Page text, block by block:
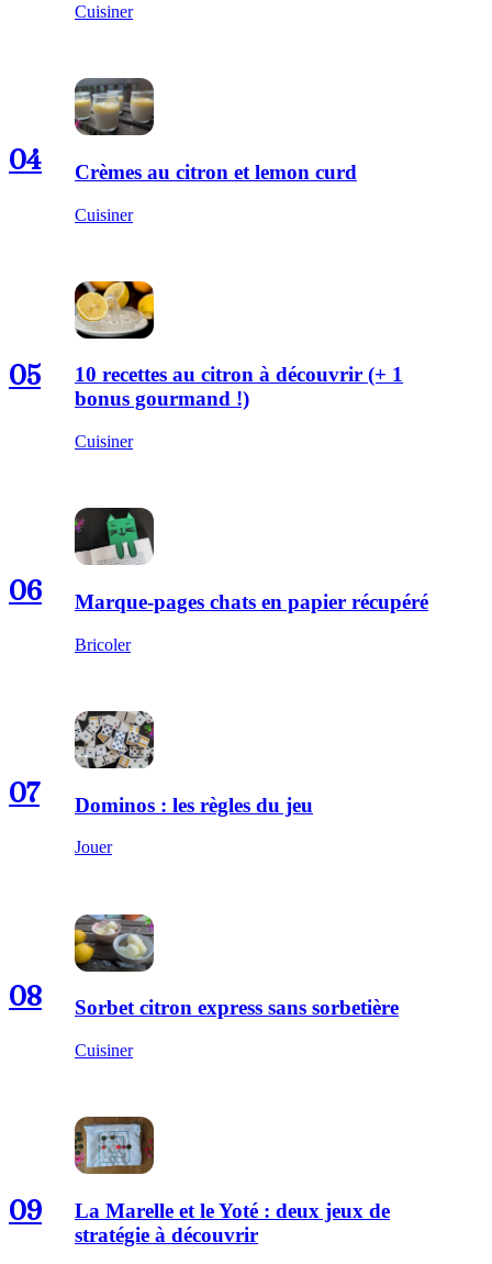
Cuisiner
04 Crèmes au citron et lemon curd
Cuisiner
05
10 recettes au citron à découvrir (+ 1
bonus gourmand !)
Cuisiner
06 Marque-pages chats en papier récupéré
Bricoler
07 Dominos : les règles du jeu
Jouer
08 Sorbet citron express sans sorbetière
Cuisiner
09
La Marelle et le Yoté : deux jeux de
stratégie à découvrir